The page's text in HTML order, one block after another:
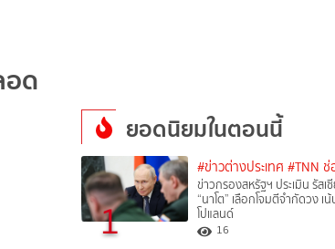
อด
ยอดนิยมในตอนนี้
1
#ข่าวต่างประเทศ #TNN ช่
ข่าวกรองสหรัฐฯ ประเมิน รัส
“นาโต” เลือกโจมตีจำกัดวง
โปแลนด์
16